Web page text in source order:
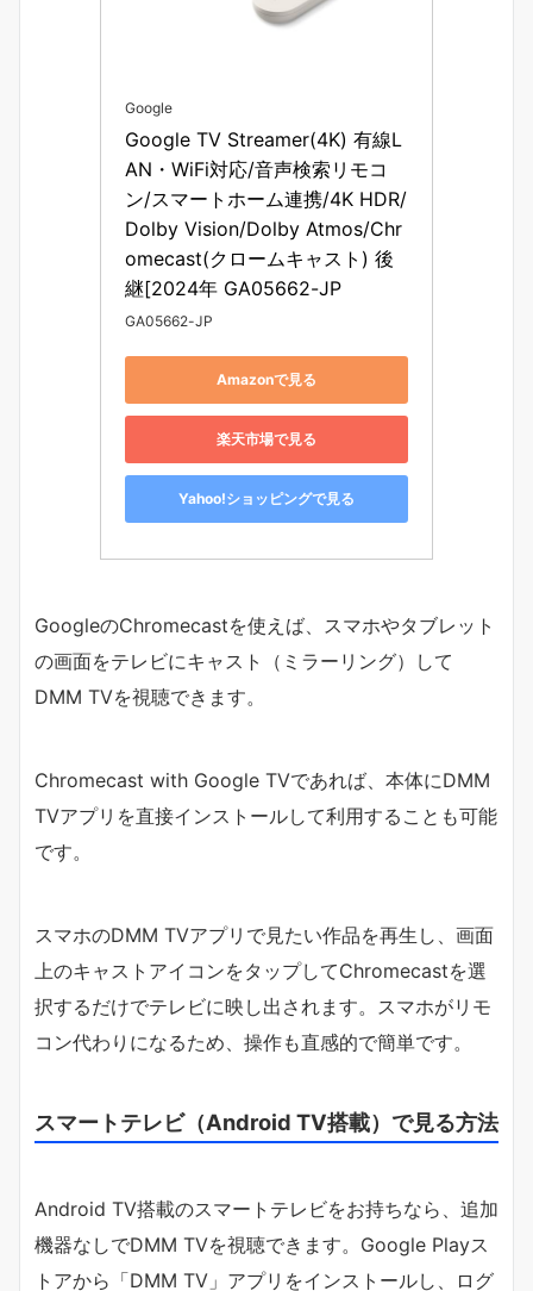
Google
Google TV Streamer(4K) 有線L
AN・WiFi対応/音声検索リモコ
ン/スマートホーム連携/4K HDR/
Dolby Vision/Dolby Atmos/Chr
omecast(クロームキャスト) 後
継[2024年 GA05662-JP
GA05662-JP
Amazonで見る
楽天市場で見る
Yahoo!ショッピングで見る
GoogleのChromecastを使えば、スマホやタブレット
の画面をテレビにキャスト（ミラーリング）して
DMM TVを視聴できます。
Chromecast with Google TVであれば、本体にDMM
TVアプリを直接インストールして利用することも可能
です。
スマホのDMM TVアプリで見たい作品を再生し、画面
上のキャストアイコンをタップしてChromecastを選
択するだけでテレビに映し出されます。スマホがリモ
コン代わりになるため、操作も直感的で簡単です。
スマートテレビ（Android TV搭載）で見る方法
Android TV搭載のスマートテレビをお持ちなら、追加
機器なしでDMM TVを視聴できます。Google Playス
トアから「DMM TV」アプリをインストールし、ログ